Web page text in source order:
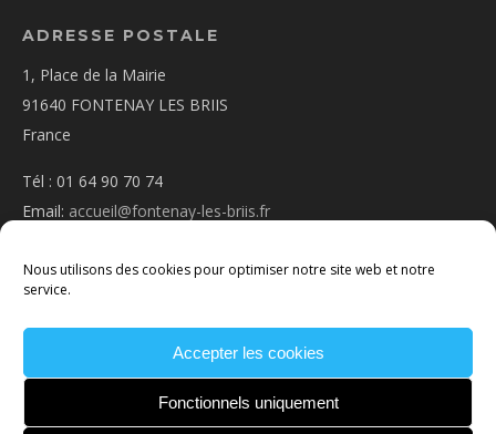
Nous utilisons des cookies pour optimiser notre site web et notre
service.
Accepter les cookies
Fonctionnels uniquement
ADRESSE POSTALE
1, Place de la Mairie
91640 FONTENAY LES BRIIS
France
Tél : 01 64 90 70 74
Email: accueil@fontenay-les-briis.fr
NOUS CONTACTER
LÉGALES
POLITIQUE DE COOKIES
CONDITIONS
GÉNÉRALES